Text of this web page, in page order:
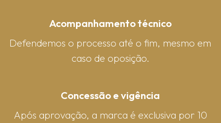
Acompanhamento técnico
Defendemos o processo até o fim, mesmo em
caso de oposição.
Concessão e vigência
Após aprovação, a marca é exclusiva por 10